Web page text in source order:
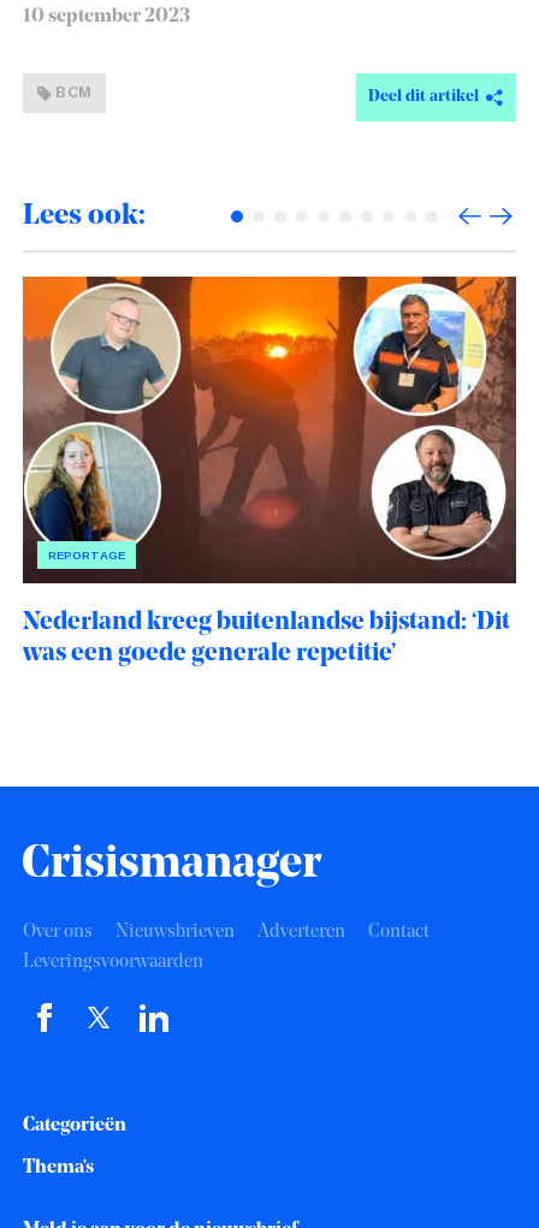
10 september 2023
BCM Deel dit artikel
Lees ook:
REPORTAGE
Nederland kreeg buitenlandse bijstand: ‘Dit
was een goede generale repetitie’
Over ons Nieuwsbrieven Adverteren
Contact
Leveringsvoorwaarden
Categorieën
Thema's